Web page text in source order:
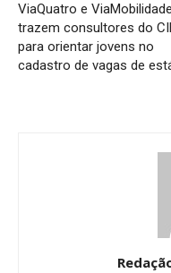
ViaQuatro e ViaMobilidade
trazem consultores do
para orientar jovens no
cadastro de vagas de